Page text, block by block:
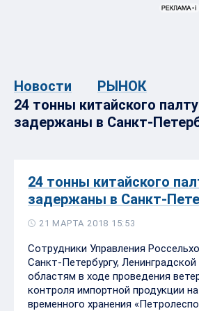
Новости
РЫНОК
24 тонны китайского
задержаны в Санкт-
24 тонны китайского
задержаны в Санкт-
21 МАРТА 2018 15:53
Сотрудники Управления
Санкт-Петербургу,
областям в ходе проведения
контроля импортной продукции
временного хранения